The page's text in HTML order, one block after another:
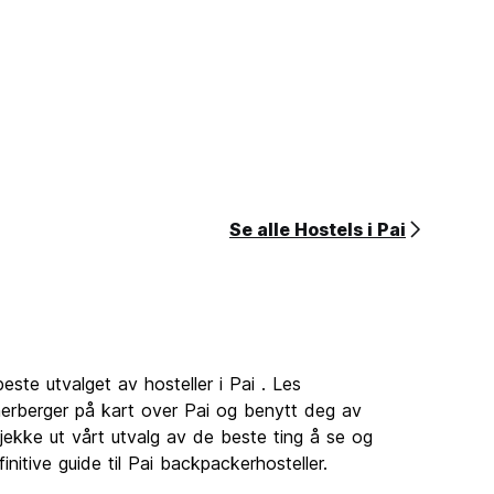
Se alle Hostels i Pai
utvalget av hosteller i Pai . Les
på kart over Pai og benytt deg av
ut vårt utvalg av de beste ting å se og
guide til Pai backpackerhosteller.